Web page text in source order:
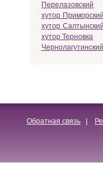
Перелазовский
хутор Приморский
хутор Салтынский
хутор Терновка
Чернолагутинский
Обратная связь